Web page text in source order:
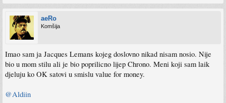
aeRo
Komšija
Imao sam ja Jacques Lemans kojeg doslovno nikad nisam nosio. Nije
bio u mom stilu ali je bio poprilicno lijep Chrono. Meni koji sam laik
djeluju ko OK satovi u smislu value for money.
@Aldiin